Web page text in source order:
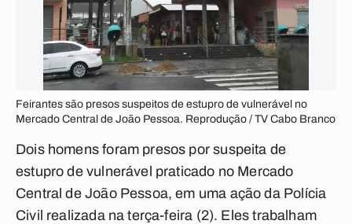
Feirantes são presos suspeitos de estupro de vulnerável no
Mercado Central de João Pessoa. Reprodução / TV Cabo Branco
Dois homens foram presos por suspeita de
estupro de vulnerável praticado no Mercado
Central de João Pessoa, em uma ação da Polícia
Civil realizada na terça-feira (2). Eles trabalham